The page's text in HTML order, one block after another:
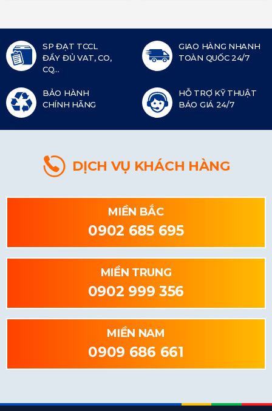
SP ĐẠT TCCL
ĐẦY ĐỦ VAT, CO,
CQ...
GIAO HÀNG NHANH
TOÀN QUỐC 24/7
BẢO HÀNH
CHÍNH HÃNG
HỖ TRỢ KỸ THUẬT
BÁO GIÁ 24/7
DỊCH VỤ KHÁCH HÀNG
MIỀN BẮC
0902 685 695
MIỀN TRUNG
0902 999 356
MIỀN NAM
0909 686 661